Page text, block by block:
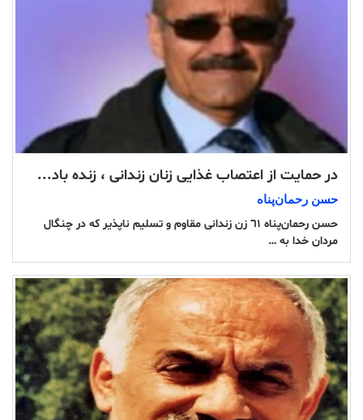
در حمایت از اعتصاب غذایی زنان زندانی ، زنده باد...
حسن رحمان‌پناە
حسن رحمان‌پناە ٦١ زن زندانی مقاوم و تسلیم ناپذیر که در چنگال
مردان خدا به …